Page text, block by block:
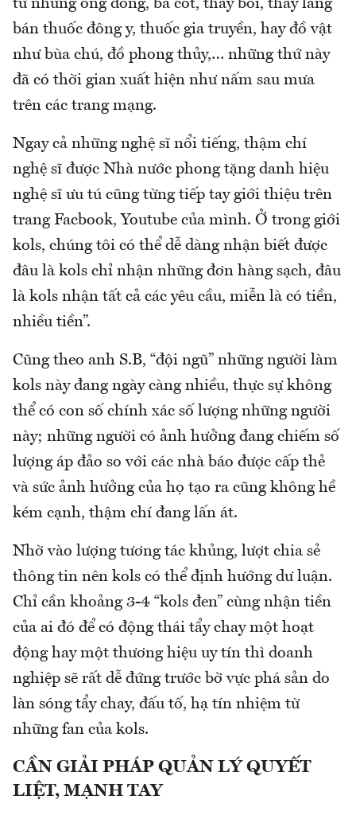
từ những ông đồng, bà cốt, thầy bói, thầy lang
bán thuốc đông y, thuốc gia truyền, hay đồ vật
như bùa chú, đồ phong thủy,… những thứ này
đã có thời gian xuất hiện như nấm sau mưa
trên các trang mạng.
Ngay cả những nghệ sĩ nổi tiếng, thậm chí
nghệ sĩ được Nhà nước phong tặng danh hiệu
nghệ sĩ ưu tú cũng từng tiếp tay giới thiệu trên
trang Facbook, Youtube của mình. Ở trong giới
kols, chúng tôi có thể dễ dàng nhận biết được
đâu là kols chỉ nhận những đơn hàng sạch, đâu
là kols nhận tất cả các yêu cầu, miễn là có tiền,
nhiều tiền”.
Cũng theo anh S.B, “đội ngũ” những người làm
kols này đang ngày càng nhiều, thực sự không
thể có con số chính xác số lượng những người
này; những người có ảnh hưởng đang chiếm số
lượng áp đảo so với các nhà báo được cấp thẻ
và sức ảnh hưởng của họ tạo ra cũng không hề
kém cạnh, thậm chí đang lấn át.
Nhờ vào lượng tương tác khủng, lượt chia sẻ
thông tin nên kols có thể định hướng dư luận.
Chỉ cần khoảng 3-4 “kols đen” cùng nhận tiền
của ai đó để có động thái tẩy chay một hoạt
động hay một thương hiệu uy tín thì doanh
nghiệp sẽ rất dễ đứng trước bờ vực phá sản do
làn sóng tẩy chay, đấu tố, hạ tín nhiệm từ
những fan của kols.
CẦN GIẢI PHÁP QUẢN LÝ QUYẾT
LIỆT, MẠNH TAY